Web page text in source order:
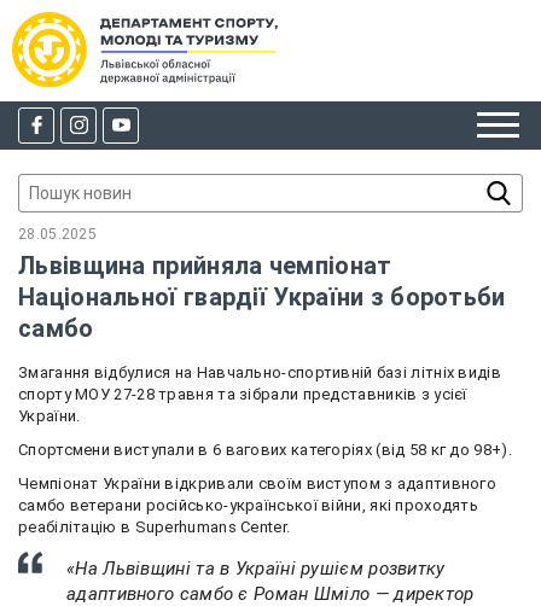
28.05.2025
Львівщина прийняла чемпіонат
Національної гвардії України з боротьби
самбо
Змагання відбулися на Навчально-спортивній базі літніх видів
спорту МОУ 27-28 травня та зібрали представників з усієї
України.
Спортсмени виступали в 6 вагових категоріях (від 58 кг до 98+).
Чемпіонат України відкривали своїм виступом з адаптивного
самбо ветерани російсько-української війни, які проходять
реабілітацію в Superhumans Center.
«На Львівщині та в Україні рушієм розвитку
адаптивного самбо є Роман Шміло — директор